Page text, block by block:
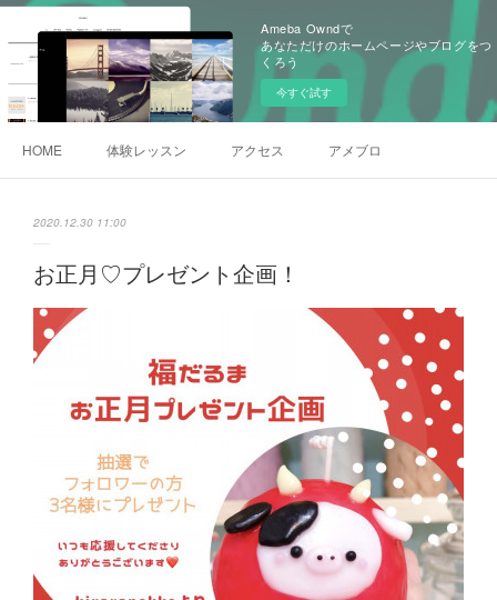
Ameba Owndで
あなただけのホームページやブログをつ
くろう
今すぐ試す
HOME 体験レッスン アクセス アメブロ
2020.12.30 11:00
お正月♡プレゼント企画！